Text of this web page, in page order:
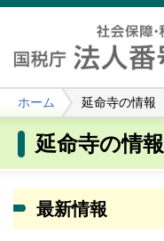
ホーム 延命寺の情報
延命寺の情報
最新情報